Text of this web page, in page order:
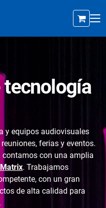
tecnología
y equipos audiovisuales
ferias y eventos.
con una amplia
. Trabajamos
con un gran
de alta calidad para